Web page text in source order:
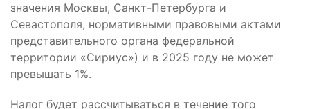
значения Москвы, Санкт-Петербурга и
Севастополя, нормативными правовыми актами
представительного органа федеральной
территории «Сириус») и в 2025 году не может
превышать 1%.
Налог будет рассчитываться в течение того